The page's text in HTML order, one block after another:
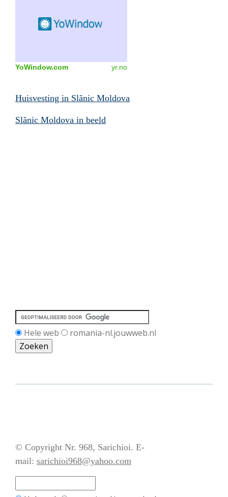
YoWindow.com yr.no
Huisvesting in Slănic Moldova
Slănic Moldova in beeld
Hele web romania-nl.jouwweb.nl
© Copyright Nr. 968, Sarichioi. E-
mail: sarichioi968@yahoo.com